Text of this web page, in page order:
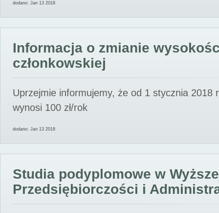
dodano: Jan 13 2018
Informacja o zmianie
członkowskiej
Uprzejmie informujemy, że od 1 stycznia 2018
wynosi 100 zł/rok
dodano: Jan 13 2018
Studia podyplomowe w
Przedsiębiorczości i